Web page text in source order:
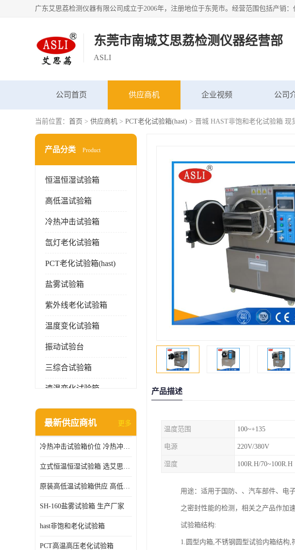
东莞市南城艾思荔检测仪器经营部
ASLI
公司首页 供应商机 企业视频 公司
当前位置： 首页 > 供应商机 > PCT老化试验箱(hast) > 晋城 HAST非饱和老化试验箱 现
产品分类 Product
恒温恒湿试验箱
高低温试验箱
冷热冲击试验箱
氙灯老化试验箱
PCT老化试验箱(hast)
盐雾试验箱
紫外线老化试验箱
温度变化试验箱
振动试验台
三综合试验箱
速温变化试验箱
淋雨试验箱(沙尘)
高压加速老化试验箱
最新供应商机 更多
冷热冲击试验箱价位 冷热冲击试验设备 非标定制
立式恒温恒湿试验箱 选艾思荔厂家
原装高低温试验箱供应 高低温交变湿热试验箱
SH-160盐雾试验箱 生产厂家
hast非饱和老化试验箱
PCT高温高压老化试验箱
产品描述
温度范围 100~+135
电源 220V/380V
湿度 100R.H/70~100R.H
用途：适用于国防、、汽车部件、电
之密封性能的检测，相关之产品作加
试验箱结构:
1.圆型内箱,不锈钢圆型试验内箱结构